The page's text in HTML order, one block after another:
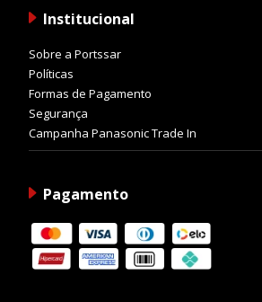
Institucional
Sobre a Portssar
Políticas
Formas de Pagamento
Segurança
Campanha Panasonic Trade In
Pagamento